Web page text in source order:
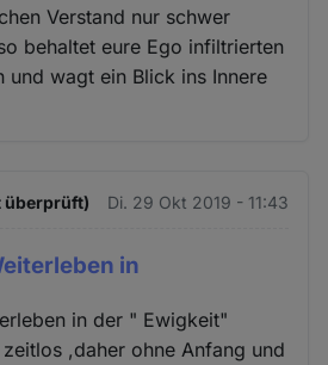
Verstand nur schwer
behaltet eure Ego infiltrierten
und wagt ein Blick ins Innere
überprüft) Di. 29 Okt 2019 - 11:43
in
in der " Ewigkeit"
,daher ohne Anfang und